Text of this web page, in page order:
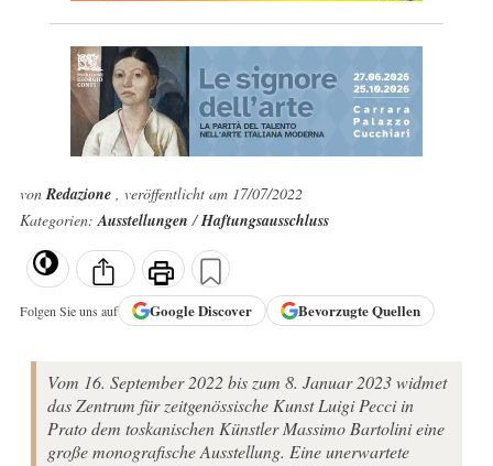
vonRedazione , veröffentlicht am 17/07/2022
Kategorien:Ausstellungen/Haftungsausschluss
Folgen Sie uns auf GoogleDiscover Bevorzugte Quellen
Vom 16. September 2022 bis zum 8. Januar 2023 widmet
das Zentrum für zeitgenössische Kunst Luigi Pecci in
Prato dem toskanischen Künstler Massimo Bartolini eine
große monografische Ausstellung. Eine unerwartete